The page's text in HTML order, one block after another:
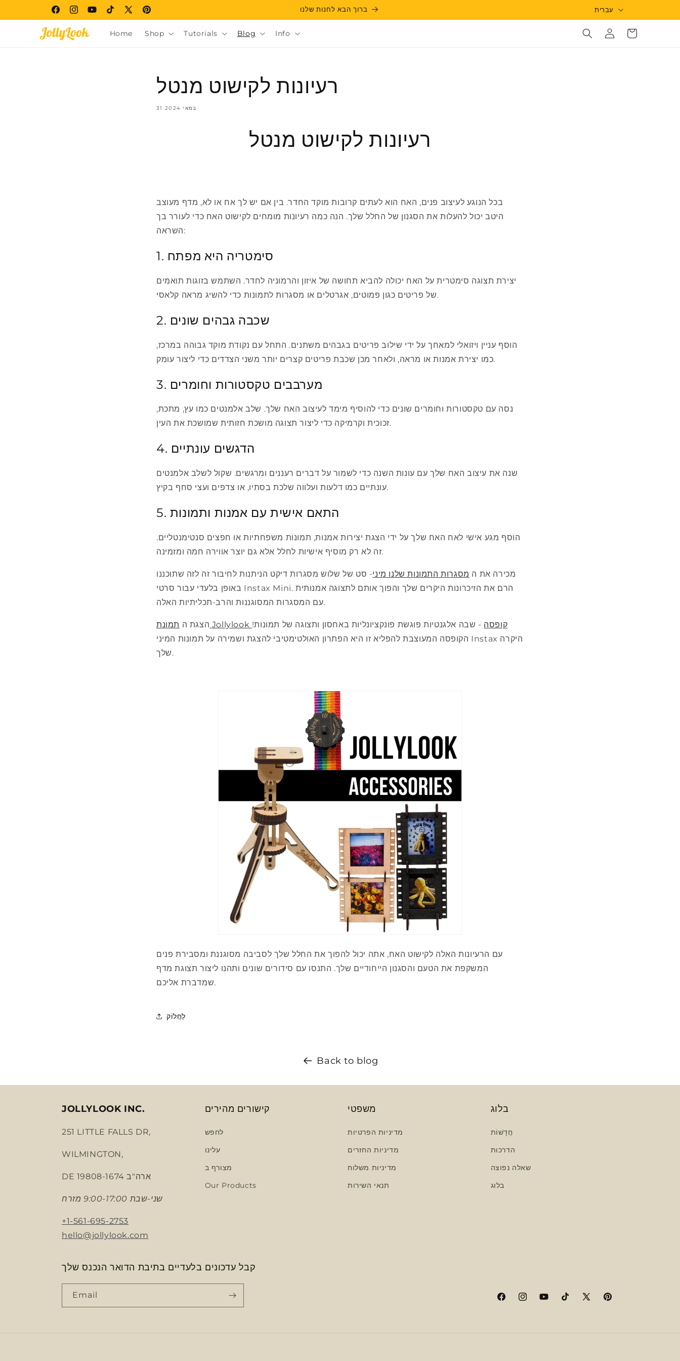
FacebookInstagram
YouTubeTikTok
X
Pinterest
ברוך הבא לחנות שלנו
L
a
n
עברית
Home Shop Tutorials Blog Info
Log
in
Cart
רעיונות לקישוט מנטל
31 במאי 2024
רעיונות לקישוט מנטל
בכל הנוגע לעיצוב פנים, האח הוא לעתים קרובות מוקד החדר. בין אם יש לך אח או לא, מדף מעוצב
היטב יכול להעלות את הסגנון של החלל שלך. הנה כמה רעיונות מומחים לקישוט האח כדי לעורר בך
השראה:
1. סימטריה היא מפתח
יצירת תצוגה סימטרית על האח יכולה להביא תחושה של איזון והרמוניה לחדר. השתמש בזוגות תואמים
של פריטים כגון פמוטים, אגרטלים או מסגרות לתמונות כדי להשיג מראה קלאסי.
2. שכבה גבהים שונים
הוסף עניין ויזואלי למאחך על ידי שילוב פריטים בגבהים משתנים. התחל עם נקודת מוקד גבוהה במרכז,
כמו יצירת אמנות או מראה, ולאחר מכן שכבת פריטים קצרים יותר משני הצדדים כדי ליצור עומק.
3. מערבבים טקסטורות וחומרים
נסה עם טקסטורות וחומרים שונים כדי להוסיף מימד לעיצוב האח שלך. שלב אלמנטים כמו עץ, מתכת,
זכוכית וקרמיקה כדי ליצור תצוגה מושכת חזותית שמושכת את העין.
4. הדגשים עונתיים
שנה את עיצוב האח שלך עם עונות השנה כדי לשמור על דברים רעננים ומרגשים. שקול לשלב אלמנטים
עונתיים כמו דלעות ועלווה שלכת בסתיו, או צדפים ועצי סחף בקיץ.
5. התאם אישית עם אמנות ותמונות
הוסף מגע אישי לאח האח שלך על ידי הצגת יצירות אמנות, תמונות משפחתיות או חפצים סנטימנטליים.
זה לא רק מוסיף אישיות לחלל אלא גם יוצר אווירה חמה ומזמינה.
מכירה את ה מסגרות התמונות שלנו מיני- סט של שלוש מסגרות דיקט הניתנות לחיבור זה לזה שתוכננו
באופן בלעדי עבור סרטי Instax Mini. הרם את הזיכרונות היקרים שלך והפוך אותם לתצוגה אמנותית
עם המסגרות המסוגננות והרב-תכליתיות האלה.
הצגת ה תמונת Jollylook קופסה - שבה אלגנטיות פוגשת פונקציונליות באחסון ותצוגה של תמונות!
הקופסה המעוצבת להפליא זו היא הפתרון האולטימטיבי להצגת ושמירה על תמונות המיני Instax היקרה
שלך.
עם הרעיונות האלה לקישוט האח, אתה יכול להפוך את החלל שלך לסביבה מסוגננת ומסבירת פנים
המשקפת את הטעם והסגנון הייחודיים שלך. התנסו עם סידורים שונים ותהנו ליצור תצוגת מדף
שמדברת אליכם.
לַחֲלוֹק
Back to blog
JOLLYLOOK INC.
251 LITTLE FALLS DR,
WILMINGTON,
DE 19808-1674 ארה"ב
שני-שבת 9:00-17:00 מזרח
+1-561-695-2753
hello@jollylook.com
קישורים מהירים
לחפש
עלינו
מצורף ב
Our Products
משפטי
מדיניות הפרטיות
מדיניות החזרים
מדיניות משלוח
תנאי השירות
בלוג
חֲדָשׁוֹת
הדרכות
שאלה נפוצה
בלוג
קבל עדכונים בלעדיים בתיבת הדואר הנכנס שלך
Email
FacebookInstagramYouTubeTikTokX
Pinterest